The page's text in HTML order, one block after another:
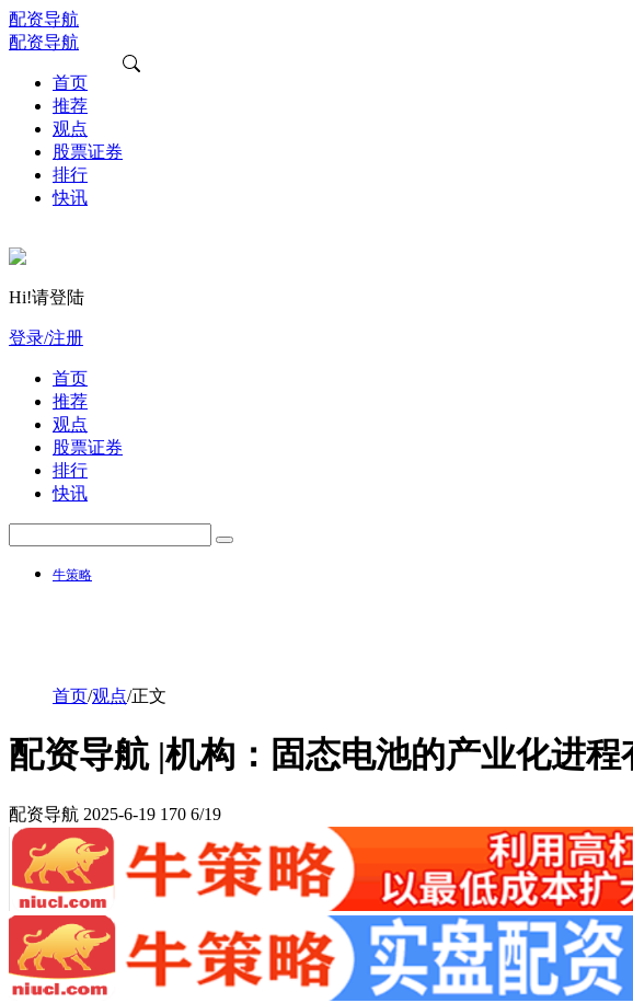
配资导航
配资导航
首页
推荐
观点
股票证券
排行
快讯
Hi!请登陆
登录/注册
首页
推荐
观点
股票证券
排行
快讯
牛策略
首页/观点/正文
配资导航 |机构：固态电池的产业化进程
配资导航 2025-6-19 170 6/19